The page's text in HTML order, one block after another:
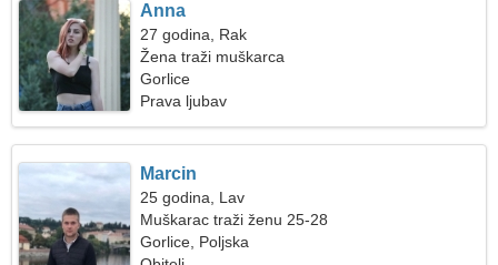
Anna
27 godina, Rak
Žena traži muškarca
Gorlice
Prava ljubav
Marcin
25 godina, Lav
Muškarac traži ženu 25-28
Gorlice, Poljska